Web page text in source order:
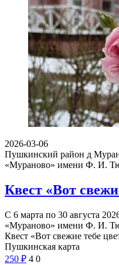
2026-03-06
Пушкинский район д
«Мураново» имени Ф. И.
Квест «Вот
С 6 марта по 30 августа
«Мураново» имени Ф. И.
Квест «Вот свежие тебе
Пушкинская карта
250 ₽ 4 0